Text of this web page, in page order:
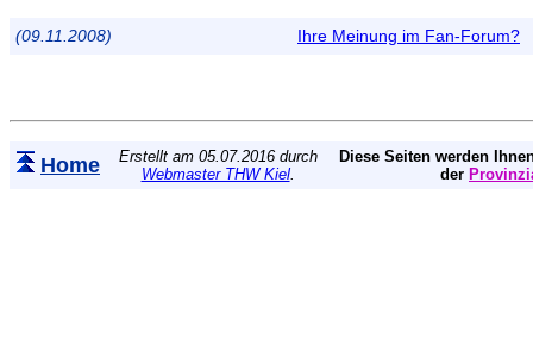
(09.11.2008) Ihre Meinung im Fan-Forum?
Home
Erstellt am 05.07.2016 durch
Webmaster THW Kiel.
Diese Seiten werden
der